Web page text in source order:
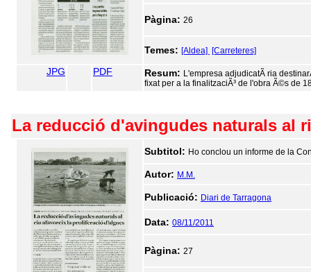
Pàgina: 26
Temes: [Aldea] [Carreteres]
JPG PDF Resum: L'empresa adjudicatÃ ria
fixat per a la finalitzaciÃ³ de l'obra Ã©s de
La reducció d'avingudes naturals al
Subtitol: Ho conclou un informe de la
Autor: M.M.
Publicació: Diari de Tarragona
Data: 08/11/2011
Pàgina: 27